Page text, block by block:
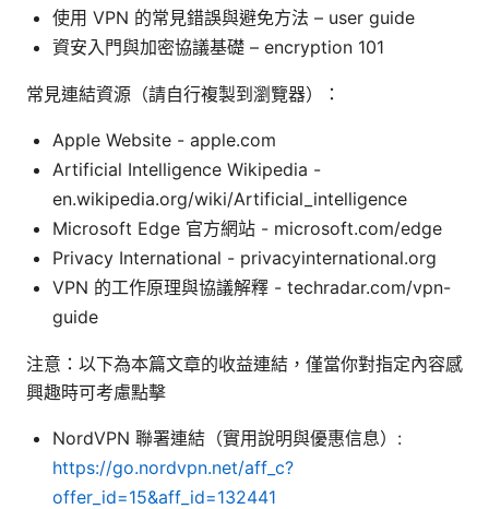
使用 VPN 的常見錯誤與避免方法 – user guide
資安入門與加密協議基礎 – encryption 101
常見連結資源（請自行複製到瀏覽器）：
Apple Website - apple.com
Artificial Intelligence Wikipedia -
en.wikipedia.org/wiki/Artificial_intelligence
Microsoft Edge 官方網站 - microsoft.com/edge
Privacy International - privacyinternational.org
VPN 的工作原理與協議解釋 - techradar.com/vpn-
guide
注意：以下為本篇文章的收益連結，僅當你對指定內容感
興趣時可考慮點擊
NordVPN 聯署連結（實用說明與優惠信息）:
https://go.nordvpn.net/aff_c?
offer_id=15&aff_id=132441